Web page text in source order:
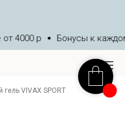
4000 р Бонусы к
гель VIVAX SPORT